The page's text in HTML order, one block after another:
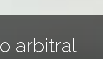
arbitral